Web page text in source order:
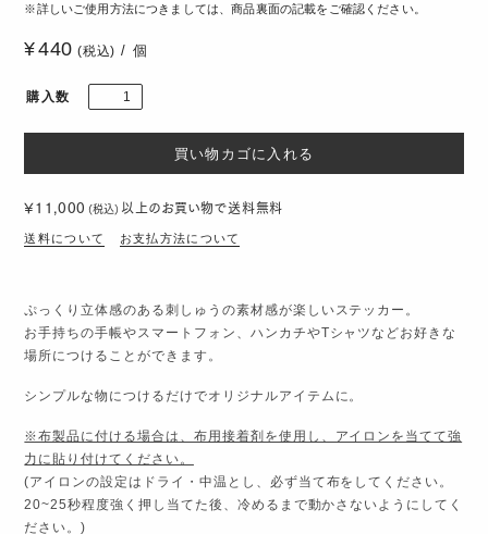
詳しいご使用方法につきましては、商品裏面の記載をご確認ください。
440 (税込) 個
購入数
¥11,000 (税込) 以上のお買い物で送料無料
送料について お支払方法について
ぷっくり立体感のある刺しゅうの素材感が楽しいステッカー。
お手持ちの手帳やスマートフォン、ハンカチやTシャツなどお好きな
場所につけることができます。
シンプルな物につけるだけでオリジナルアイテムに。
※布製品に付ける場合は、布用接着剤を使用し、アイロンを当てて強
力に貼り付けてください。
(アイロンの設定はドライ・中温とし、必ず当て布をしてください。
20~25秒程度強く押し当てた後、冷めるまで動かさないようにしてく
ださい。)